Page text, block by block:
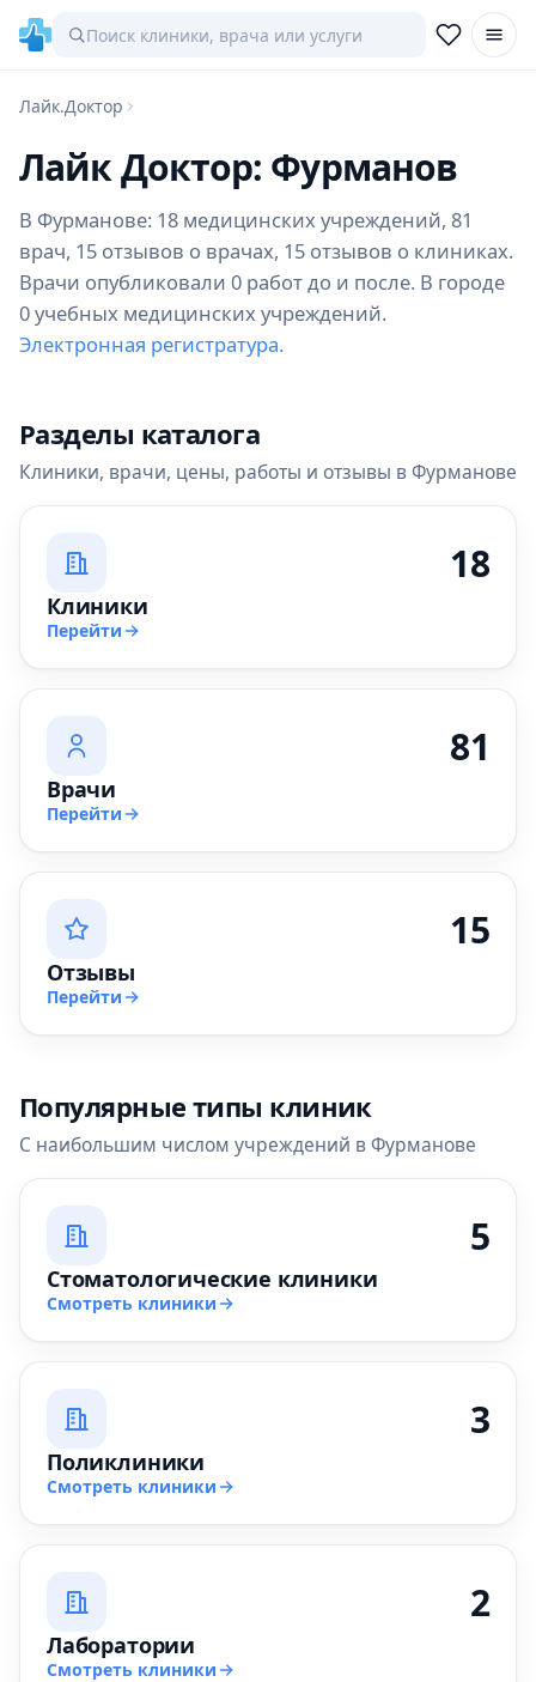
Лайк.Доктор
Лайк Доктор: Фурманов
В Фурманове: 18 медицинских учреждений, 81
врач, 15 отзывов о врачах, 15 отзывов о клиниках.
Врачи опубликовали 0 работ до и после. В городе
0 учебных медицинских учреждений.
Электронная регистратура.
Разделы каталога
Клиники, врачи, цены, работы и отзывы в Фурманове
18
Клиники
Перейти
81
Врачи
Перейти
15
Отзывы
Перейти
Популярные типы клиник
С наибольшим числом учреждений в Фурманове
5
Стоматологические клиники
Смотреть клиники
3
Поликлиники
Смотреть клиники
2
Лаборатории
Смотреть клиники